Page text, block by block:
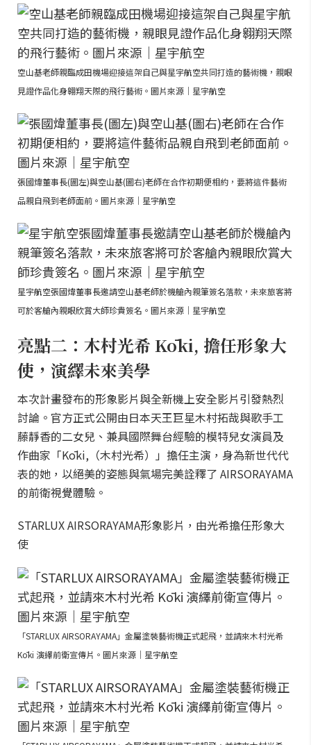
空山基老師親臨成田機場迎接這架自己與星宇航空共同打造的藝術機，親眼
見證作品化身翱翔天際的飛行藝術。圖片來源｜星宇航空
張國煒董事長(圖左)與空山基(圖右)老師在合作初期便相約，要將這件藝術
品親自飛到老師面前。圖片來源｜星宇航空
星宇航空張國煒董事長邀請空山基老師於機艙內親筆簽名落款，未來旅客將
可於客艙內親眼欣賞大師珍貴簽名。圖片來源｜星宇航空
亮點二：木村光希 Kōki, 擔任形象大
使，演繹未來美學
本次計畫發布的形象影片與全新機上安全影片引發熱烈
討論。官方正式公開由日本天王巨星木村拓哉與歌手工
藤靜香的二女兒、兼具國際舞台經驗的模特兒女演員及
作曲家「Kōki,（木村光希）」擔任主演，身為新世代代
表的她，以絕美的姿態與氣場完美詮釋了 AIRSORAYAMA
的前衛視覺體驗。
STARLUX AIRSORAYAMA形象影片，由光希擔任形象大
使
「STARLUX AIRSORAYAMA」金屬塗裝藝術機正式起飛，並請來木村光希
Kōki 演繹前衛宣傳片。圖片來源｜星宇航空